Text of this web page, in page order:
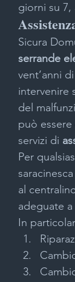
giorni su 7,
Sicura
serrande
vent’anni
intervenire
del
può
servizi di
Per
al
adeguate a
In